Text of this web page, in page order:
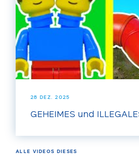
28 DEZ. 2025
GEHEIMES und
ALLE VIDEOS DIESES